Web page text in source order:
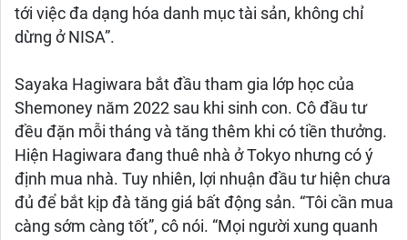
tới việc đa dạng hóa danh mục tài sản, không chỉ
dừng ở NISA”.
Sayaka Hagiwara bắt đầu tham gia lớp học của
Shemoney năm 2022 sau khi sinh con. Cô đầu tư
đều đặn mỗi tháng và tăng thêm khi có tiền thưởng.
Hiện Hagiwara đang thuê nhà ở Tokyo nhưng có ý
định mua nhà. Tuy nhiên, lợi nhuận đầu tư hiện chưa
đủ để bắt kịp đà tăng giá bất động sản. “Tôi cần mua
càng sớm càng tốt”, cô nói. “Mọi người xung quanh